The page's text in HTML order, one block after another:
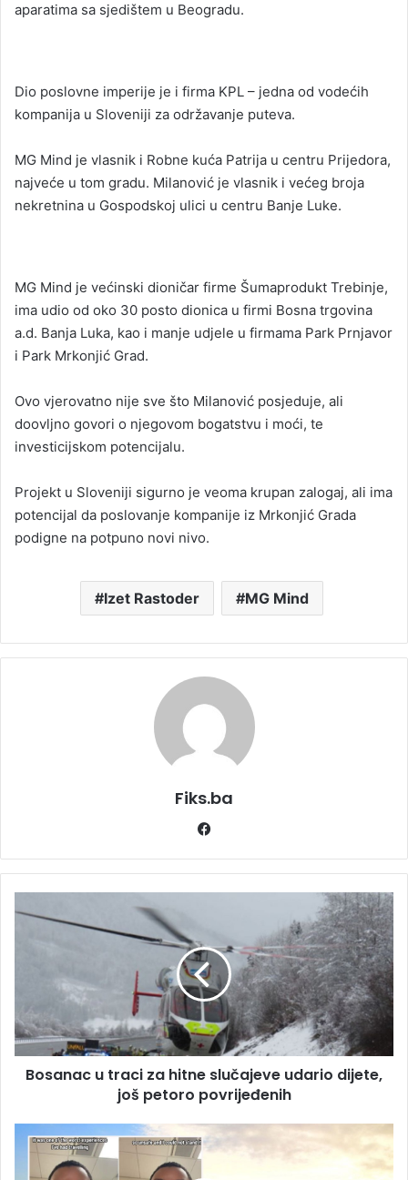
aparatima sa sjedištem u Beogradu.
Dio poslovne imperije je i firma KPL – jedna od vodećih
kompanija u Sloveniji za održavanje puteva.
MG Mind je vlasnik i Robne kuća Patrija u centru Prijedora,
najveće u tom gradu. Milanović je vlasnik i većeg broja
nekretnina u Gospodskoj ulici u centru Banje Luke.
MG Mind je većinski dioničar firme Šumaprodukt Trebinje,
ima udio od oko 30 posto dionica u firmi Bosna trgovina
a.d. Banja Luka, kao i manje udjele u firmama Park Prnjavor
i Park Mrkonjić Grad.
Ovo vjerovatno nije sve što Milanović posjeduje, ali
doovljno govori o njegovom bogatstvu i moći, te
investicijskom potencijalu.
Projekt u Sloveniji sigurno je veoma krupan zalogaj, ali ima
potencijal da poslovanje kompanije iz Mrkonjić Grada
podigne na potpuno novi nivo.
Izet Rastoder MG Mind
Fiks.ba
udario
dijete,
još
petoro
Bosanac u traci za hitne slučajeve udario dijete,
još petoro povrijeđenih
razočarana
balkanskom